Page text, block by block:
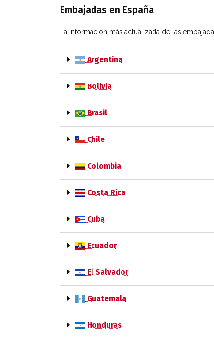
Embajadas en España
La información más actualizada de las
Argentina
Bolivia
Brasil
Chile
Colombia
Costa Rica
Cuba
Ecuador
El Salvador
Guatemala
Honduras